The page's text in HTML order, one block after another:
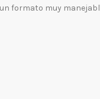
formato muy